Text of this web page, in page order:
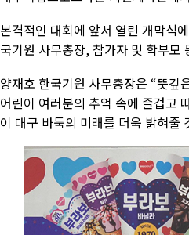
본격적인 대회에 앞서 열린 개막식
국기원 사무총장, 참가자 및 학부모
양재호 한국기원 사무총장은 “뜻깊
어린이 여러분의 추억 속에 즐겁고
이 대구 바둑의 미래를 더욱 밝혀줄